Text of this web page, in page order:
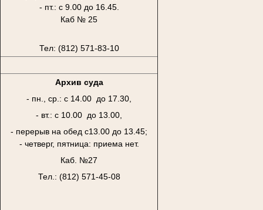
- пт.: с 9.00 до 16.45.
Каб № 25
Тел: (812) 571-83-10
Архив суда
- пн., ср.: с 14.00 до 17.30,
- вт.: с 10.00 до 13.00,
- перерыв на обед с13.00 до 13.45;
- четверг, пятница: приема нет.
Каб. №27
Тел.: (812) 571-45-08